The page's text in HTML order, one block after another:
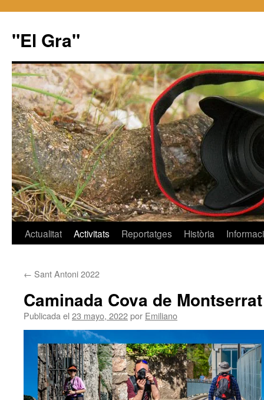
"El Gra"
Saltar
contenido
Actualitat Activitats Reportatges Història
← Sant Antoni 2022
Caminada Cova de Montserrat
Publicada el 23 mayo, 2022por Emiliano